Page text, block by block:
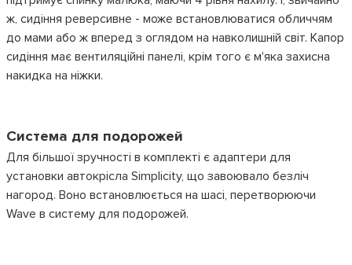
ж, сидіння реверсивне - може встановлюватися обличчям
до мами або ж вперед з оглядом на навколишній світ. Капор
сидіння має вентиляційні панелі, крім того є м'яка захисна
накидка на ніжки.
Система для подорожей
Для більшої зручності в комплекті є адаптери для
установки автокрісла Simplicity, що завоювало безліч
нагород. Воно встановлюється на шасі, перетворюючи
Wave в систему для подорожей.